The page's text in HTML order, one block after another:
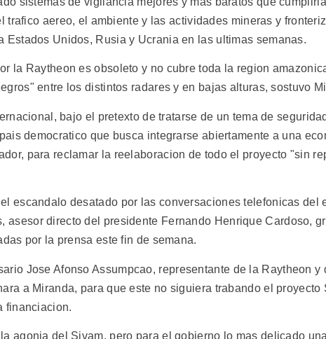
trafico aereo, el ambiente y las actividades mineras y
Estados Unidos, Rusia y Ucrania en las ultimas semanas.
la Raytheon es obsoleto y no cubre toda la region
entre los distintos radares y en bajas alturas, sostuvo
bajo el pretexto de tratarse de un tema de seguridad
democratico que busca integrarse abiertamente a una
para reclamar la reelaboracion de todo el proyecto "sin
escandalo desatado por las conversaciones telefonicas del
asesor directo del presidente Fernando Henrique Cardoso,
por la prensa este fin de semana.
Jose Afonso Assumpcao, representante de la Raytheon y
a Miranda, para que este no siguiera trabando el proyecto
financiacion.
agonia del Sivam, pero para el gobierno lo mas delicado una